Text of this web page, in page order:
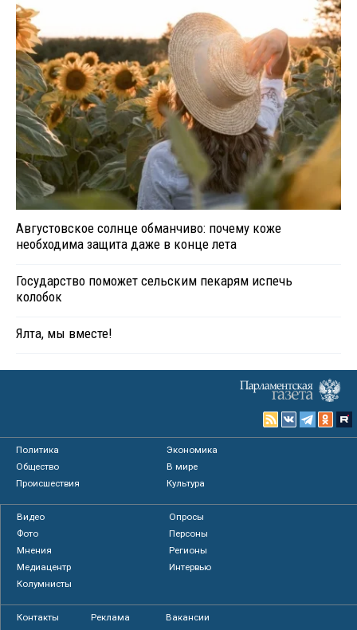
Августовское солнце обманчиво: почему коже
необходима защита даже в конце лета
Государство поможет сельским пекарям испечь
колобок
Ялта, мы вместе!
Политика
Экономика
Общество
В мире
Происшествия
Культура
Видео
Опросы
Фото
Персоны
Мнения
Регионы
Медиацентр
Интервью
Колумнисты
Контакты Реклама Вакансии